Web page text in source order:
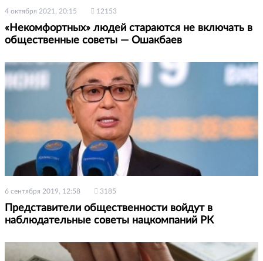
4 октября 2021, 20:15 12153
«Некомфортных» людей стараются не включать в
общественные советы — Ошакбаев
6 сентября 2019, 12:58 3185
Представители общественности войдут в
наблюдательные советы нацкомпаний РК